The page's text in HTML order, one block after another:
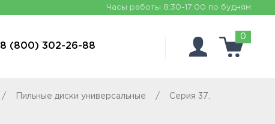
Часы работы 8:30-17:00 по будням
8 (800) 302-26-88
0
Пильные диски универсальные
Серия 37.